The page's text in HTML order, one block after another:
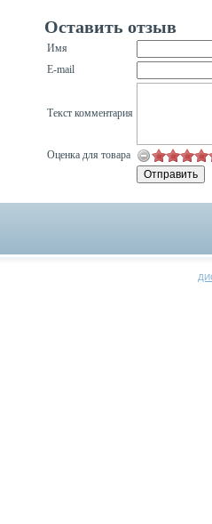
Оставить отзыв
Имя
E-mail
Текст комментария
Оценка для товара